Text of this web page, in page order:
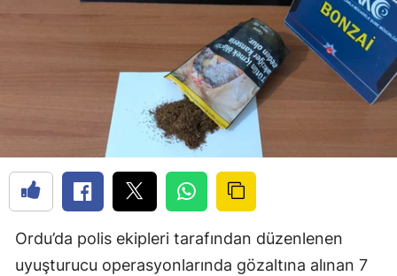
Ordu’da polis ekipleri tarafından düzenlenen
uyuşturucu operasyonlarında gözaltına alınan 7